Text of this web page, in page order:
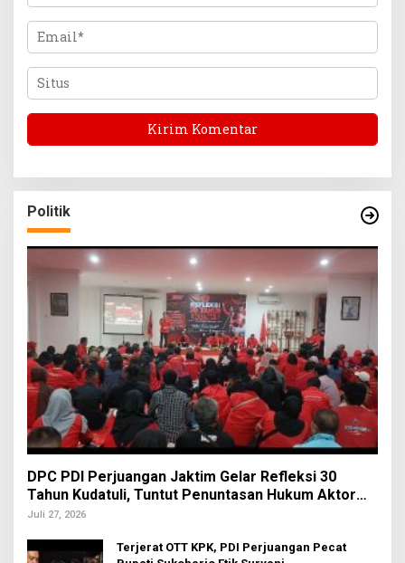
Politik
DPC PDI Perjuangan Jaktim Gelar Refleksi 30
Tahun Kudatuli, Tuntut Penuntasan Hukum Aktor
Intelektual
Juli 27, 2026
Terjerat OTT KPK, PDI Perjuangan Pecat